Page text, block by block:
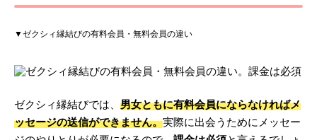
▼ゼクシィ縁結びの有料会員・無料会員の違い
ゼクシィ縁結びでは、 男女ともに有料会員にならなければメ
ッセージの送信ができません。実際に出会うためにメッセー